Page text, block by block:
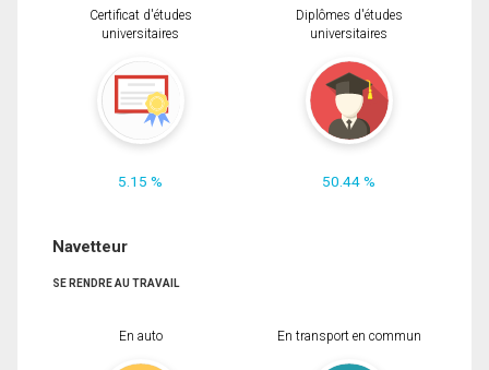
Certificat d'études
universitaires
5.15 %
Diplômes d'études
universitaires
50.44 %
Navetteur
SE RENDRE AU TRAVAIL
En auto En transport en commun